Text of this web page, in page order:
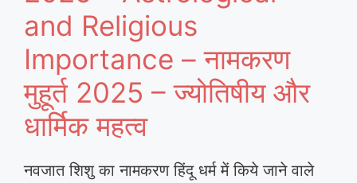
and Religious
Importance – नामकरण
मुहूर्त 2025 – ज्योतिषीय और
धार्मिक महत्व
नवजात शिशु का नामकरण हिंदू धर्म में किये जाने वाले